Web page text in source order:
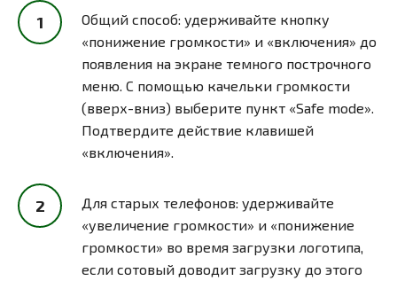
Общий способ: удерживайте кнопку
«понижение громкости» и «включения» до
появления на экране темного построчного
меню. С помощью качельки громкости
(вверх-вниз) выберите пункт «Safe mode».
Подтвердите действие клавишей
«включения».
Для старых телефонов: удерживайте
«увеличение громкости» и «понижение
громкости» во время загрузки логотипа,
если сотовый доводит загрузку до этого